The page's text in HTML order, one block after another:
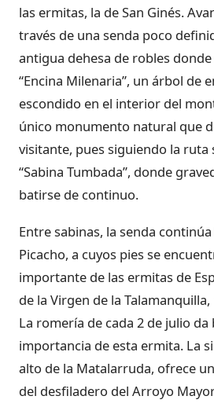
las ermitas, la de San Ginés.
través de una senda poco
antigua dehesa de robles
“Encina Milenaria”, un árbol de
escondido en el interior del
único monumento natural que
visitante, pues siguiendo la ruta
“Sabina Tumbada”, donde
batirse de continuo.
Entre sabinas, la senda
Picacho, a cuyos pies se
importante de las ermitas de
de la Virgen de la
La romería de cada 2 de julio da
importancia de esta ermita. La
alto de la Matalarruda, ofrece
del desfiladero del Arroyo